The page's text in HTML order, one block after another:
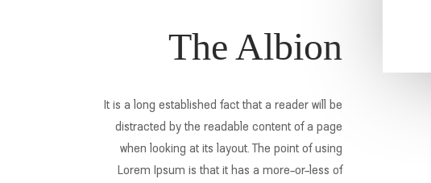
The Albion
It is a long established fact that a reader will be
distracted by the readable content of a page
when looking at its layout. The point of using
Lorem Ipsum is that it has a more-or-less of